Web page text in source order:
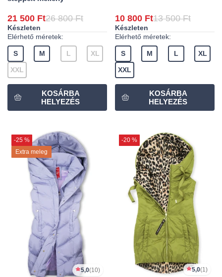
21 500 Ft26 800 Ft
Készleten
Elérhető méretek:
S M L XL
XXL
10 800 Ft13 500 Ft
Készleten
Elérhető méretek:
S M L XL
XXL
-25 %
Extra meleg
5,0(10)
-20 %
5,0(1)